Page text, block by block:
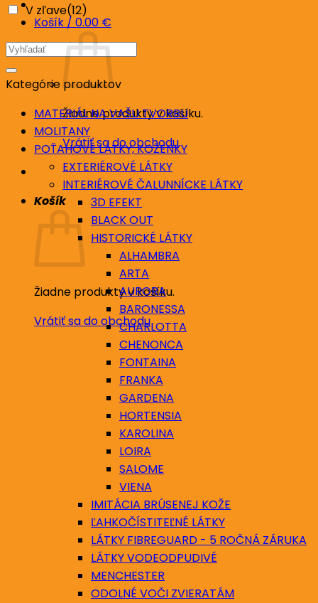
Košík / 0.00 €
Žiadne produkty v košíku.
Vrátiť sa do obchodu
Košík
Žiadne produkty v košíku.
Vrátiť sa do obchodu
V zľave(12)
Hľadať:
Kategórie produktov
MATERIÁL NA VAŠU TVORBU
MOLITANY
POŤAHOVÉ LÁTKY, KOŽENKY
EXTERIÉROVÉ LÁTKY
INTERIÉROVÉ ČALUNNÍCKE LÁTKY
3D EFEKT
BLACK OUT
HISTORICKÉ LÁTKY
ALHAMBRA
ARTA
AURORA
BARONESSA
CHARLOTTA
CHENONCA
FONTAINA
FRANKA
GARDENA
HORTENSIA
KAROLINA
LOIRA
SALOME
VIENA
IMITÁCIA BRÚSENEJ KOŽE
ĽAHKOČÍSTITEĽNÉ LÁTKY
LÁTKY FIBREGUARD - 5 ROČNÁ ZÁRUKA
LÁTKY VODEODPUDIVÉ
MENCHESTER
ODOLNÉ VOČI ZVIERATÁM